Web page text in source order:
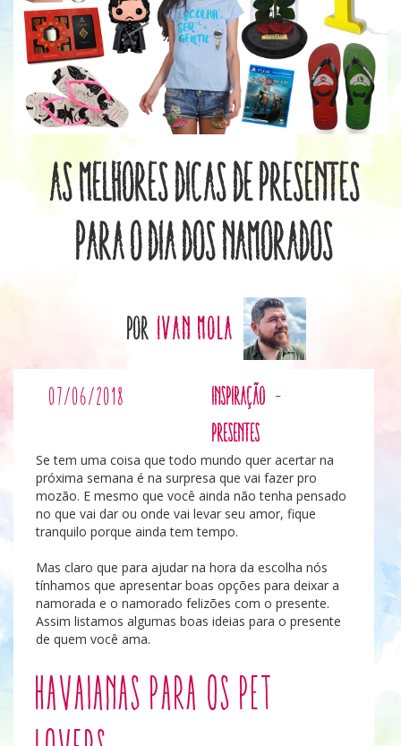
As Melhores Dicas de Presentes
para o Dia dos Namorados
por Ivan Mola
07/06/2018 Inspiração -
Presentes
Se tem uma coisa que todo mundo quer acertar na
próxima semana é na surpresa que vai fazer pro
mozão. E mesmo que você ainda não tenha pensado
no que vai dar ou onde vai levar seu amor, fique
tranquilo porque ainda tem tempo.
Mas claro que para ajudar na hora da escolha nós
tínhamos que apresentar boas opções para deixar a
namorada e o namorado felizões com o presente.
Assim listamos algumas boas ideias para o presente
de quem você ama.
Havaianas para os Pet